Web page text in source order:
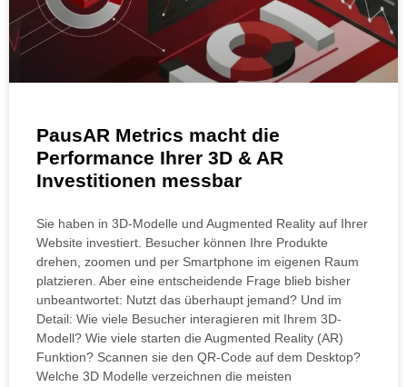
PausAR Metrics macht die
Performance Ihrer 3D & AR
Investitionen messbar
Sie haben in 3D-Modelle und Augmented Reality auf Ihrer
Website investiert. Besucher können Ihre Produkte
drehen, zoomen und per Smartphone im eigenen Raum
platzieren. Aber eine entscheidende Frage blieb bisher
unbeantwortet: Nutzt das überhaupt jemand? Und im
Detail: Wie viele Besucher interagieren mit Ihrem 3D-
Modell? Wie viele starten die Augmented Reality (AR)
Funktion? Scannen sie den QR-Code auf dem Desktop?
Welche 3D Modelle verzeichnen die meisten